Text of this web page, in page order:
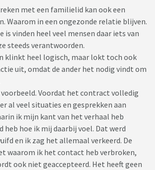
met een familielid kan ook een
Waarom in een ongezonde relatie blijven.
vinden heel veel mensen daar iets van
steeds verantwoorden.
klinkt heel logisch, maar lokt toch ook
uit, omdat de ander het nodig vindt om
Voordat het contract volledig
al veel situaties en gesprekken aan
ik mijn kant van het verhaal heb
heb hoe ik mij daarbij voel. Dat werd
en ik zag het allemaal verkeerd. De
waarom ik het contact heb verbroken,
ook niet geaccepteerd. Het heeft geen